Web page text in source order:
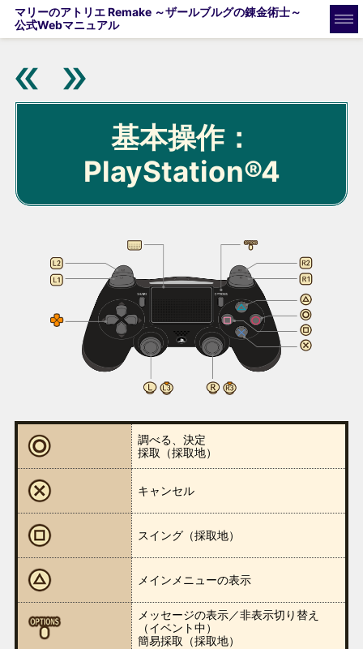
マリーのアトリエ Remake ～ザールブルグの錬金術士～
公式Webマニュアル
基本操作：
PlayStation®4
調べる、決定
採取（採取地）
キャンセル
スイング（採取地）
メインメニューの表示
メッセージの表示／非表示切り替え
（イベント中）
簡易採取（採取地）